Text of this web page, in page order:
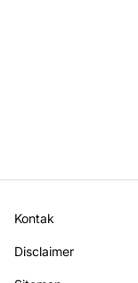
Kontak
Disclaimer